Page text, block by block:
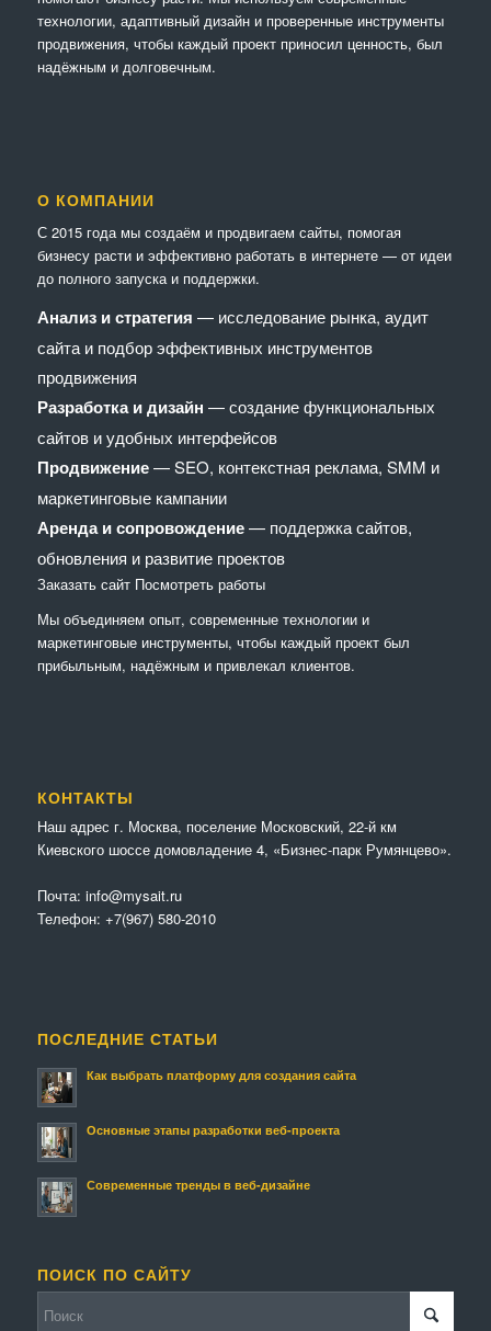
технологии, адаптивный дизайн и проверенные инструменты
продвижения, чтобы каждый проект приносил ценность, был
надёжным и долговечным.
О КОМПАНИИ
С 2015 года мы создаём и продвигаем сайты, помогая
бизнесу расти и эффективно работать в интернете — от идеи
до полного запуска и поддержки.
Анализ и стратегия — исследование рынка, аудит
сайта и подбор эффективных инструментов
продвижения
Разработка и дизайн — создание функциональных
сайтов и удобных интерфейсов
Продвижение— SEO, контекстная реклама, SMM и
маркетинговые кампании
Аренда и сопровождение— поддержка сайтов,
обновления и развитие проектов
Заказать сайт Посмотреть работы
Мы объединяем опыт, современные технологии и
маркетинговые инструменты, чтобы каждый проект был
прибыльным, надёжным и привлекал клиентов.
КОНТАКТЫ
Наш адрес г. Москва, поселение Московский, 22-й км
Киевского шоссе домовладение 4, «Бизнес-парк Румянцево».
Почта: info@mysait.ru
Телефон: +7(967) 580-2010
ПОСЛЕДНИЕ СТАТЬИ
Как выбрать платформу для создания сайта
Основные этапы разработки веб-проекта
Современные тренды в веб-дизайне
ПОИСК ПО САЙТУ